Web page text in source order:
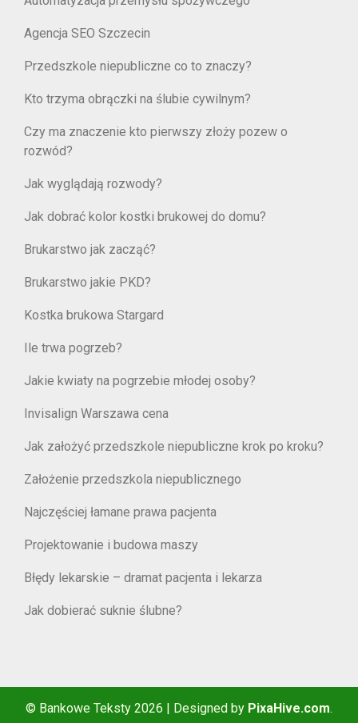
Agencja SEO Szczecin
Przedszkole niepubliczne co to znaczy?
Kto trzyma obrączki na ślubie cywilnym?
Czy ma znaczenie kto pierwszy złoży pozew o
rozwód?
Jak wyglądają rozwody?
Jak dobrać kolor kostki brukowej do domu?
Brukarstwo jak zacząć?
Brukarstwo jakie PKD?
Kostka brukowa Stargard
Ile trwa pogrzeb?
Jakie kwiaty na pogrzebie młodej osoby?
Invisalign Warszawa cena
Jak założyć przedszkole niepubliczne krok po kroku?
Założenie przedszkola niepublicznego
Najczęściej łamane prawa pacjenta
Projektowanie i budowa maszy
Błędy lekarskie – dramat pacjenta i lekarza
Jak dobierać suknie ślubne?
© Bankowe Teksty 2026 | Designed by PixaHive.com.